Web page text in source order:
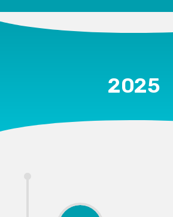
2025